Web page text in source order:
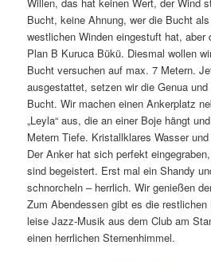
Bucht, keine Ahnung, wer die Bucht
westlichen Winden eingestuft hat,
Plan B Kuruca Bükü. Diesmal wollen
Bucht versuchen auf max. 7 Metern.
ausgestattet, setzen wir die Genua
Bucht. Wir machen einen Ankerplatz
„Leyla“ aus, die an einer Boje hängt
Metern Tiefe. Kristallklares Wasser
Der Anker hat sich perfekt
sind begeistert. Erst mal ein Shandy
schnorcheln – herrlich. Wir genießen
Zum Abendessen gibt es die
leise Jazz-Musik aus dem Club am
einen herrlichen Sternenhimmel.